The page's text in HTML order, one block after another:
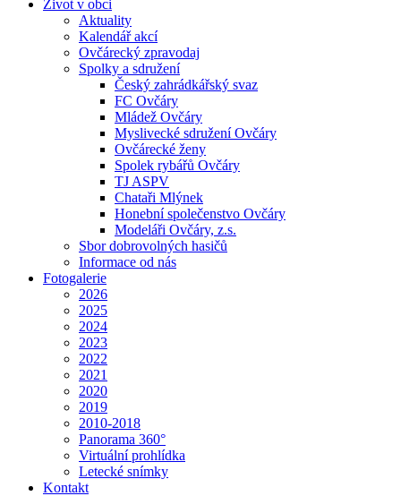
Život v obci
Aktuality
Kalendář akcí
Ovčárecký zpravodaj
Spolky a sdružení
Český zahrádkářský svaz
FC Ovčáry
Mládež Ovčáry
Myslivecké sdružení Ovčáry
Ovčárecké ženy
Spolek rybářů Ovčáry
TJ ASPV
Chataři Mlýnek
Honební společenstvo Ovčáry
Modeláři Ovčáry, z.s.
Sbor dobrovolných hasičů
Informace od nás
Fotogalerie
2026
2025
2024
2023
2022
2021
2020
2019
2010-2018
Panorama 360°
Virtuální prohlídka
Letecké snímky
Kontakt